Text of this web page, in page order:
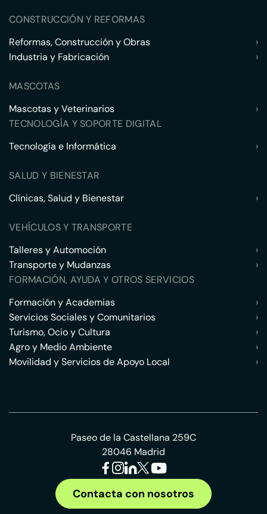
CONSTRUCCIÓN Y REFORMAS
Reformas, Construcción y Obras
›
Industria y Fabricación
›
MASCOTAS
Mascotas y Veterinarios
›
TECNOLOGÍA Y SOPORTE DIGITAL
Tecnología e Informática
›
SALUD Y BIENESTAR
Clínicas, Salud y Bienestar
›
VEHÍCULOS Y TRANSPORTE
Talleres y Automoción
›
Transporte y Mudanzas
›
FORMACIÓN, AYUDA Y OTROS SERVICIOS
Formación y Academias
›
Servicios Sociales y Comunitarios
›
Turismo, Ocio y Cultura
›
Agro y Medio Ambiente
›
Movilidad y Servicios de Apoyo Local
›
Paseo de la Castellana 259C
28046 Madrid
Contacta con nosotros